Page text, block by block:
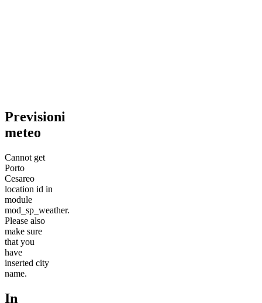
Previsioni
meteo
Cannot get
Porto
Cesareo
location id in
module
mod_sp_weather.
Please also
make sure
that you
have
inserted city
name.
In